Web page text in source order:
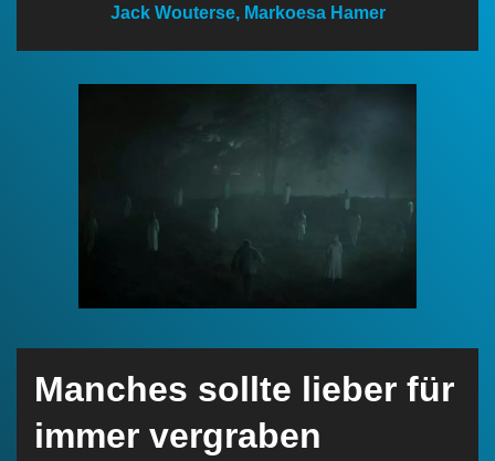
Jack Wouterse, Markoesa Hamer
Manches sollte lieber für
immer vergraben